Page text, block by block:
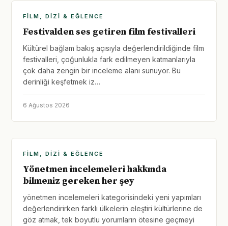
FILM, DIZI & EĞLENCE
Festivalden ses getiren film festivalleri
Kültürel bağlam bakış açısıyla değerlendirildiğinde film
festivalleri, çoğunlukla fark edilmeyen katmanlarıyla
çok daha zengin bir inceleme alanı sunuyor. Bu
derinliği keşfetmek iz…
6 Ağustos 2026
FILM, DIZI & EĞLENCE
Yönetmen incelemeleri hakkında
bilmeniz gereken her şey
yönetmen incelemeleri kategorisindeki yeni yapımları
değerlendirirken farklı ülkelerin eleştiri kültürlerine de
göz atmak, tek boyutlu yorumların ötesine geçmeyi